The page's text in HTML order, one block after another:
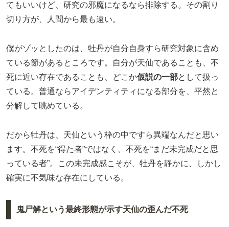
てもいいけど、研究の邪魔になるなら排除する。その割り
切り方が、人間から最も遠い。
僕がゾッとしたのは、牡丹が自分自身すら研究対象に含め
ている節があるところです。自分が天仙であることも、不
死に近い存在であることも、どこか仮説の一部として扱っ
ている。普通ならアイデンティティになる部分を、平然と
分解して眺めている。
だから牡丹は、天仙という枠の中ですら異端なんだと思い
ます。不死を“得た者”ではなく、不死を“まだ未完成だと思
っている者”。この未完成感こそが、牡丹を静かに、しかし
確実に不気味な存在にしている。
鬼尸解という最終形態が示す天仙の歪んだ不死